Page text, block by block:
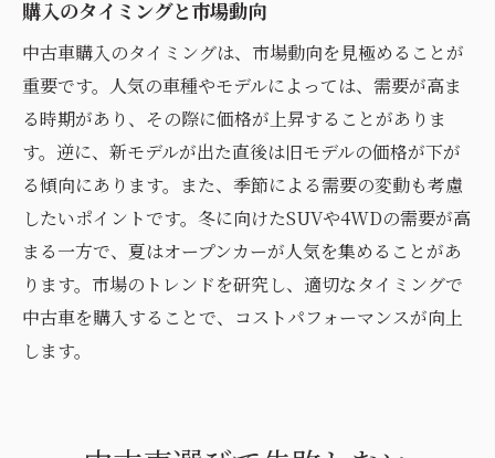
購入のタイミングと市場動向
中古車購入のタイミングは、市場動向を見極めることが
重要です。人気の車種やモデルによっては、需要が高ま
る時期があり、その際に価格が上昇することがありま
す。逆に、新モデルが出た直後は旧モデルの価格が下が
る傾向にあります。また、季節による需要の変動も考慮
したいポイントです。冬に向けたSUVや4WDの需要が高
まる一方で、夏はオープンカーが人気を集めることがあ
ります。市場のトレンドを研究し、適切なタイミングで
中古車を購入することで、コストパフォーマンスが向上
します。